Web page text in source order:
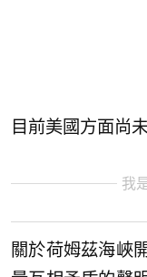
目前美國方面尚
我
關於荷姆茲海峽